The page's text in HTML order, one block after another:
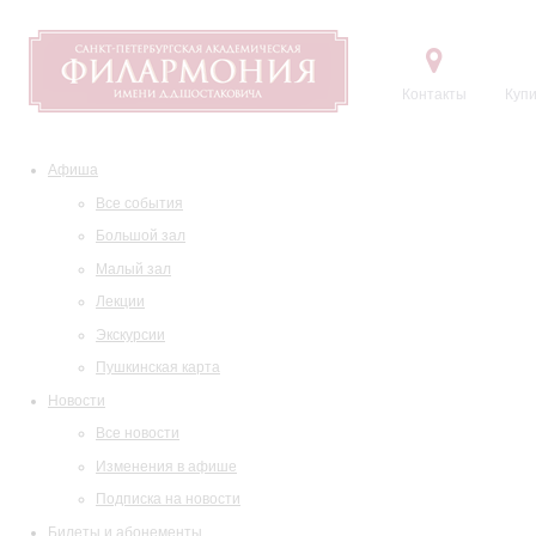
Контакты
Афиша
Все события
Большой зал
Малый зал
Лекции
Экскурсии
Пушкинская карта
Новости
Все новости
Изменения в афише
Подписка на новости
Билеты и абонементы